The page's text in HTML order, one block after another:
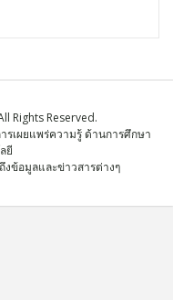
Rights Reserved.
รเผยแพร่ความรู้ ด้านการศึกษา
ยี
งข้อมูลและข่าวสารต่างๆ